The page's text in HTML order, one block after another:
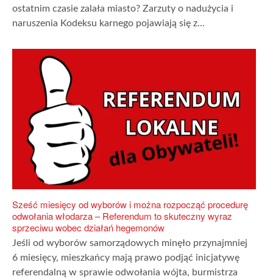
ostatnim czasie zalała miasto? Zarzuty o nadużycia i
naruszenia Kodeksu karnego pojawiają się z...
Sześć miesięcy od wyborów i można rozpocząć procedurę
odwołania włodarza – Referendum to skuteczny wyraz
sprzeciwu wobec działań hegemonów
Jeśli od wyborów samorządowych minęło przynajmniej
6 miesięcy, mieszkańcy mają prawo podjąć inicjatywę
referendalną w sprawie odwołania wójta, burmistrza